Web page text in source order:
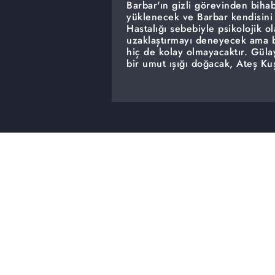
Barbar'ın gizli görevinden
yüklenecek ve Barbar kendisini
Hastalığı sebebiyle psikolojik
uzaklaştırmayı deneyecek
hiç de kolay olmayacaktır.
bir umut ışığı doğacak, Ateş
arasında çatışmadan doğan bir
nişanlanırken; Çino, Sultan'a